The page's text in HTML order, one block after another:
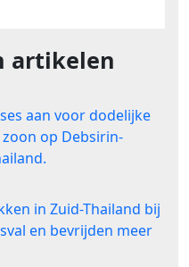
artikelen
aan voor dodelijke
op Debsirin-
in Zuid-Thailand bij
en bevrijden meer